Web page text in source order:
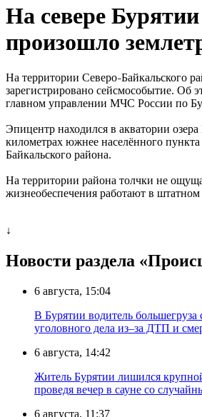
На севере Бурятии
произошло
На территории Северо–Байкальского
зарегистрировано сейсмособытие. Об
главном управлении МЧС России по
Эпицентр находился в акватории озера
километрах южнее населённого пункта
Байкальского района.
На территории района толчки не
жизнеобеспечения работают в
↓
Новости раздела
6 августа, 15:04
В Бурятии водитель большегруза
уголовного дела из–за ДТП и
6 августа, 14:42
Житель Бурятии лишился
проведя вечер в сауне со
6 августа, 11:37